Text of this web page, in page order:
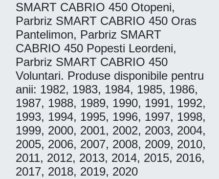
SMART CABRIO 450 Otopeni,
Parbriz SMART CABRIO 450 Oras
Pantelimon, Parbriz SMART
CABRIO 450 Popesti Leordeni,
Parbriz SMART CABRIO 450
Voluntari. Produse disponibile pentru
anii: 1982, 1983, 1984, 1985, 1986,
1987, 1988, 1989, 1990, 1991, 1992,
1993, 1994, 1995, 1996, 1997, 1998,
1999, 2000, 2001, 2002, 2003, 2004,
2005, 2006, 2007, 2008, 2009, 2010,
2011, 2012, 2013, 2014, 2015, 2016,
2017, 2018, 2019, 2020